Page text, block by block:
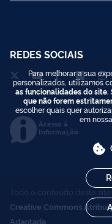
REDES SOCIAIS
Acesso à
Informação
Todo o conteúdo deste
Creative Commons
Adaptada
Para melhorar a sua
personalizados, utilizamos
as funcionalidades do site.
que não forem
escolher quais quer
em nossa